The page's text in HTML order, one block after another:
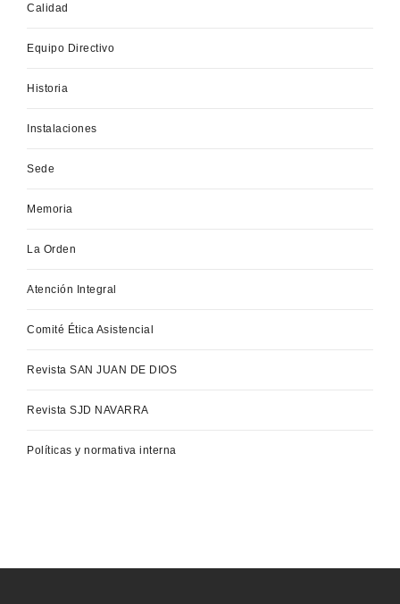
Calidad
Equipo Directivo
Historia
Instalaciones
Sede
Memoria
La Orden
Atención Integral
Comité Ética Asistencial
Revista SAN JUAN DE DIOS
Revista SJD NAVARRA
Políticas y normativa interna